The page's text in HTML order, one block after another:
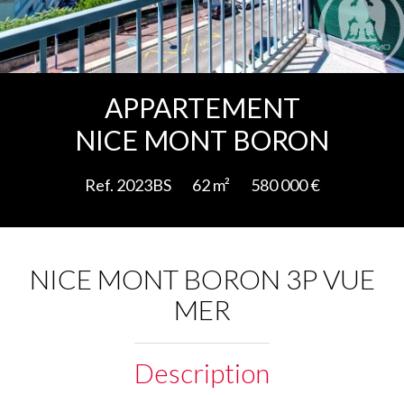
APPARTEMENT
NICE MONT BORON
Ref. 2023BS 62 m² 580 000 €
NICE MONT BORON 3P VUE
MER
Description